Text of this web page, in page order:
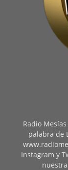
Radio
palabra de
Instagram y